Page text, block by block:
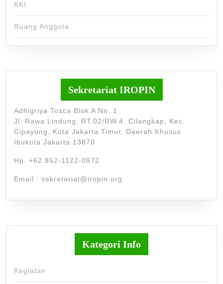
KKI
Ruang Anggota
Sekretariat IROPIN
Adhigriya Tosca Blok A No. 1
Jl. Rawa Lindung, RT.02/RW.4, Cilangkap, Kec.
Cipayung, Kota Jakarta Timur, Daerah Khusus
Ibukota Jakarta 13870
Hp. +62 852-1122-0972
Email : sekretariat@iropin.org
Kategori Info
Kegiatan